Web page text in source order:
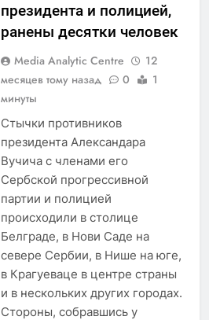
президента и полицией,
ранены десятки человек
Media Analytic Centre
12
месяцев тому назад
0
1
минуты
Стычки противников
президента Александара
Вучича с членами его
Сербской прогрессивной
партии и полицией
происходили в столице
Белграде, в Нови Саде на
севере Сербии, в Нише на юге,
в Крагуеваце в центре страны
и в нескольких других городах.
Стороны, собравшись у